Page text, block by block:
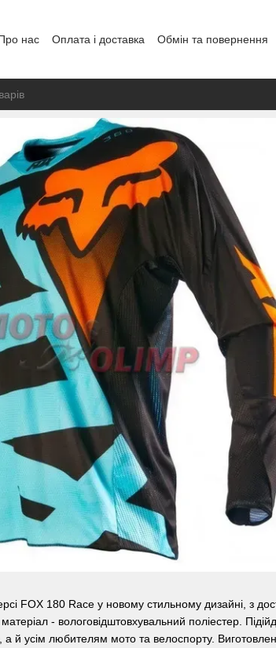
нас Оплата і доставка Обмін та повернення
FOX 180 Race у новому стильному дизайні, з
- вологовідштовхувальний поліестер.
й усім любителям мото та велоспорту.